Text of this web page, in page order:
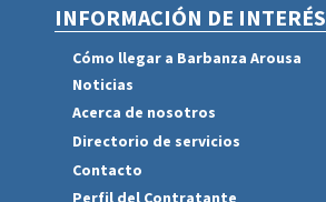
INFORMACIÓN DE INTERÉS
Cómo llegar a Barbanza Arousa
Noticias
Acerca de nosotros
Directorio de servicios
Contacto
Perfil del Contratante